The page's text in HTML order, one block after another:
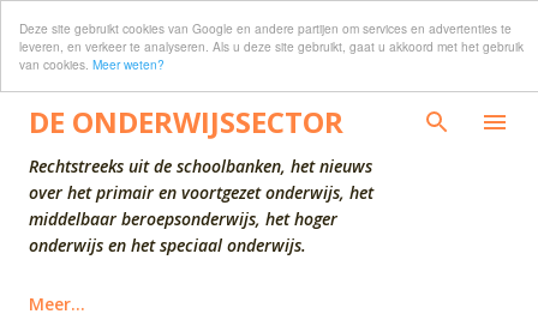
Deze site gebruikt cookies van Google en andere partijen om services en advertenties te
leveren, en verkeer te analyseren. Als u deze site gebruikt, gaat u akkoord met het gebruik
van cookies. Meer weten?
Doorgaan naar hoofdcontent
DE ONDERWIJSSECTOR
Rechtstreeks uit de schoolbanken, het nieuws
over het primair en voortgezet onderwijs, het
middelbaar beroepsonderwijs, het hoger
onderwijs en het speciaal onderwijs.
Meer…